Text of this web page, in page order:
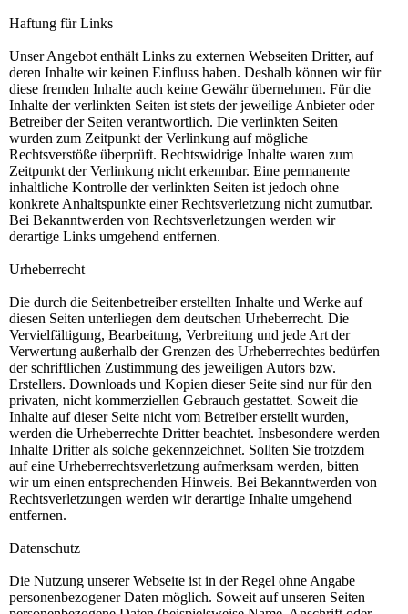
Haftung für Links
Unser Angebot enthält Links zu externen Webseiten Dritter, auf
deren Inhalte wir keinen Einfluss haben. Deshalb können wir für
diese fremden Inhalte auch keine Gewähr übernehmen. Für die
Inhalte der verlinkten Seiten ist stets der jeweilige Anbieter oder
Betreiber der Seiten verantwortlich. Die verlinkten Seiten
wurden zum Zeitpunkt der Verlinkung auf mögliche
Rechtsverstöße überprüft. Rechtswidrige Inhalte waren zum
Zeitpunkt der Verlinkung nicht erkennbar. Eine permanente
inhaltliche Kontrolle der verlinkten Seiten ist jedoch ohne
konkrete Anhaltspunkte einer Rechtsverletzung nicht zumutbar.
Bei Bekanntwerden von Rechtsverletzungen werden wir
derartige Links umgehend entfernen.
Urheberrecht
Die durch die Seitenbetreiber erstellten Inhalte und Werke auf
diesen Seiten unterliegen dem deutschen Urheberrecht. Die
Vervielfältigung, Bearbeitung, Verbreitung und jede Art der
Verwertung außerhalb der Grenzen des Urheberrechtes bedürfen
der schriftlichen Zustimmung des jeweiligen Autors bzw.
Erstellers. Downloads und Kopien dieser Seite sind nur für den
privaten, nicht kommerziellen Gebrauch gestattet. Soweit die
Inhalte auf dieser Seite nicht vom Betreiber erstellt wurden,
werden die Urheberrechte Dritter beachtet. Insbesondere werden
Inhalte Dritter als solche gekennzeichnet. Sollten Sie trotzdem
auf eine Urheberrechtsverletzung aufmerksam werden, bitten
wir um einen entsprechenden Hinweis. Bei Bekanntwerden von
Rechtsverletzungen werden wir derartige Inhalte umgehend
entfernen.
Datenschutz
Die Nutzung unserer Webseite ist in der Regel ohne Angabe
personenbezogener Daten möglich. Soweit auf unseren Seiten